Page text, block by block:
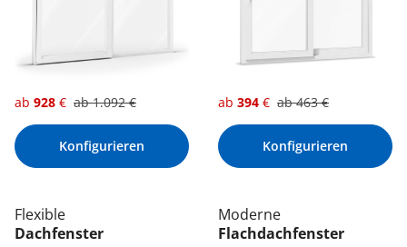
ab 928 € ab1.092€
Konfigurieren
ab 394 € ab463€
Konfigurieren
Flexible
Dachfenster
Moderne
Flachdachfenster